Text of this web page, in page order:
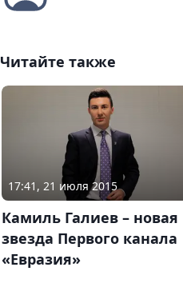
Читайте также
17:41, 21 июля 2015
Камиль Галиев – новая
звезда Первого канала
«Евразия»